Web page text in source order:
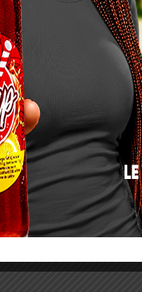
nécessité pour les patients
aussi répandu
non conforme, preuve
de régulation.
et cette affaire pourrait
procédures de contrôle